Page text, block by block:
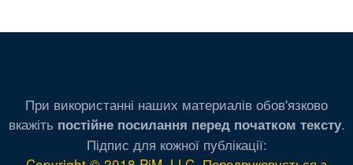
При використанні наших материалів обов'язково
вкажіть постійне посилання перед початком тексту.
Підпис для кожної публікації: